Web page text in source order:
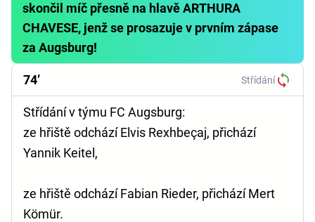
skončil míč přesně na hlavě ARTHURA
CHAVESE, jenž se prosazuje v prvním zápase
za Augsburg!
74’ Střídání
Střídání v týmu FC Augsburg:
ze hřiště odchází Elvis Rexhbeçaj, přichází
Yannik Keitel,
ze hřiště odchází Fabian Rieder, přichází Mert
Kömür.